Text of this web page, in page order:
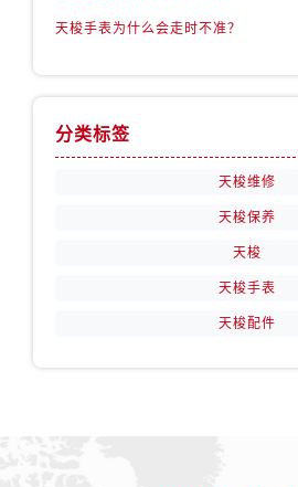
天梭手表为什么会走时不准？
分类标签
天梭维修
天梭保养
天梭
天梭手表
天梭配件